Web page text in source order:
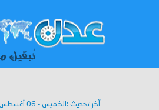
آخر تحديث : الخميس - 06 أغسطس 2026 - 04:33 م